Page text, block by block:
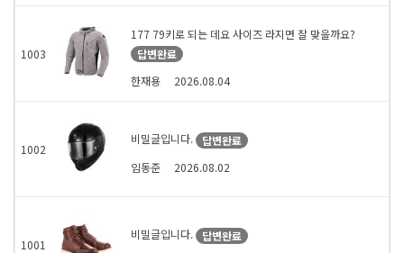
1003
177 79키로 되는 데요 사이즈 라지면 잘 맞을까요?
답변완료
한재용
2026.08.04
1002
비밀글입니다.
답변완료
임동준
2026.08.02
1001
비밀글입니다.
답변완료